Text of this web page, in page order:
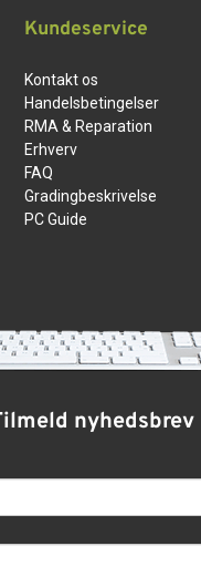
Kundeservice
Kontakt os
Handelsbetingelser
RMA & Reparation
Erhverv
FAQ
Gradingbeskrivelse
PC Guide
nyhedsbrev